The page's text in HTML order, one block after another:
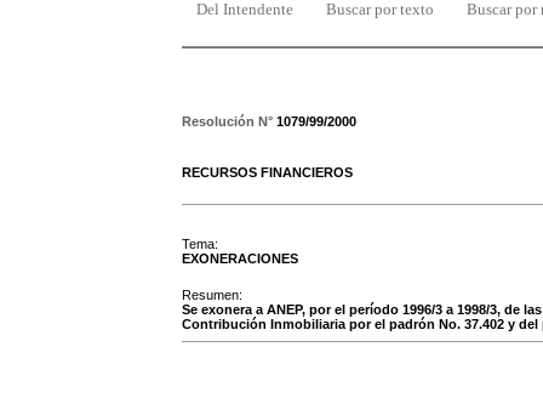
Del Intendente Buscar por texto Buscar por
Resolución N° 1079/99/2000
RECURSOS FINANCIEROS
Tema:
EXONERACIONES
Resumen:
Se exonera a ANEP, por el período 1996/3 a 1998/3, de
Contribución Inmobiliaria por el padrón No. 37.402 y